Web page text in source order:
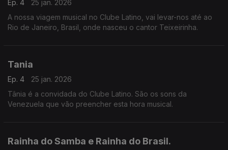
Ep. 4
25 jan. 2026
A nossa viagem musical no Clube Latino, vai levar-nos até ao
Rio de Janeiro, Brasil, onde nasceu o cantor Teixeirinha.
Tania
Ep. 4
25 jan. 2026
Tânia é a convidada do Clube Latino. São os sons da
Venezuela que vão preencher esta hora musical.
Rainha do Samba e Rainha do Brasil.